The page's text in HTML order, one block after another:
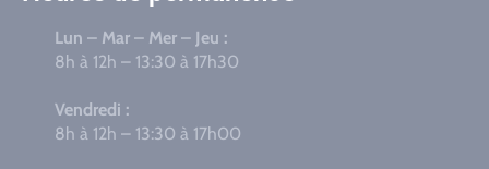
Lun – Mar – Mer – Jeu :
8h à 12h – 13:30 à 17h30
Vendredi :
8h à 12h – 13:30 à 17h00